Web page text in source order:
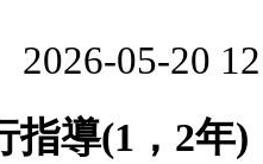
2026-05-20
指導(1，2年)